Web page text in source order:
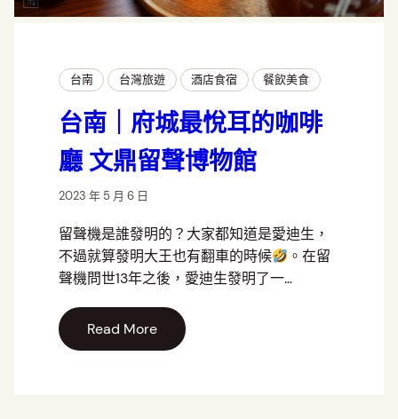
台南 台灣旅遊 酒店食宿 餐飲美食
台南｜府城最悅耳的咖啡
廳 文鼎留聲博物館
2023 年 5 月 6 日
留聲機是誰發明的？大家都知道是愛迪生，
不過就算發明大王也有翻車的時候
。在留
聲機問世13年之後，愛迪生發明了一…
Read More